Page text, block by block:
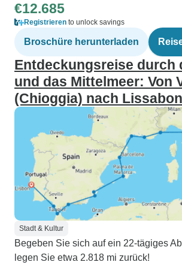
€12.685
Registrieren to unlock savings
Broschüre herunterladen
Entdeckungsreise durch
und das Mittelmeer: Von
(Chioggia) nach Lissabon
Stadt & Kultur
Begeben Sie sich auf ein 22-tägiges
legen Sie etwa 2.818 mi zurück!